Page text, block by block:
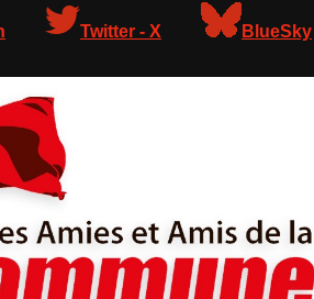
Twitter - X BlueSky